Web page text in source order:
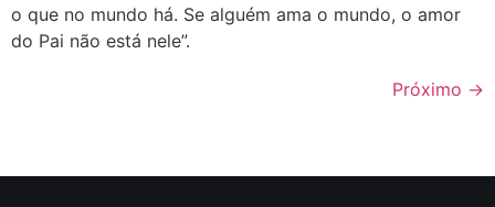
o que no mundo há. Se alguém ama o mundo, o amor
do Pai não está nele”.
Próximo →